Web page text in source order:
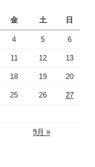
金 土 日
4 5 6
11 12 13
18 19 20
25 26 27
9月 »